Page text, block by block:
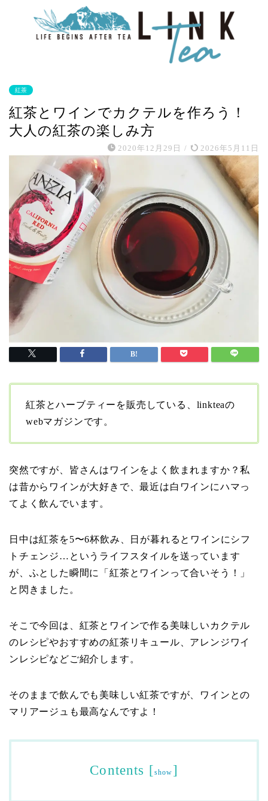
紅茶
紅茶とワインでカクテルを作ろう！
大人の紅茶の楽しみ方
2020年12月29日 / 2026年5月11日
紅茶とハーブティーを販売している、linkteaの
webマガジンです。
突然ですが、皆さんはワインをよく飲まれますか？私
は昔からワインが大好きで、最近は白ワインにハマっ
てよく飲んでいます。
日中は紅茶を5〜6杯飲み、日が暮れるとワインにシフ
トチェンジ…というライフスタイルを送っています
が、ふとした瞬間に「紅茶とワインって合いそう！」
と閃きました。
そこで今回は、紅茶とワインで作る美味しいカクテル
のレシピやおすすめの紅茶リキュール、アレンジワイ
ンレシピなどご紹介します。
そのままで飲んでも美味しい紅茶ですが、ワインとの
マリアージュも最高なんですよ！
Contents [show ]